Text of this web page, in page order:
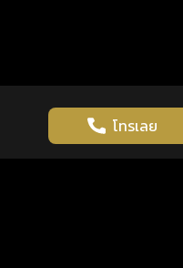
โทรเลย
เว็บไซต์นี้มีการใช้งานคุกกี้ เพื่อเพิ่
ในการใช้งานเว็บไซต์ นโ
รู้ก่อน พร้อมกว่า ทุกจังหวะชีวิต